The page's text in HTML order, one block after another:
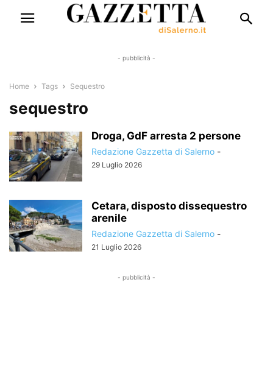
- pubblicità -
Home Tags Sequestro
sequestro
Droga, GdF arresta 2 persone
Redazione Gazzetta di Salerno -
29 Luglio 2026
Cetara, disposto dissequestro
arenile
Redazione Gazzetta di Salerno -
21 Luglio 2026
- pubblicità -